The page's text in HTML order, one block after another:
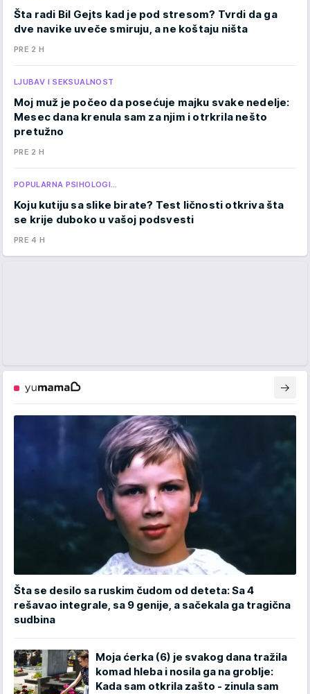
Šta radi Bil Gejts kad je pod stresom? Tvrdi da ga
dve navike uveče smiruju, a ne koštaju ništa
PRE 2 H
LJUBAV I SEKSUALNOST
Moj muž je počeo da posećuje majku svake nedelje:
Mesec dana krenula sam za njim i otrkrila nešto
pretužno
PRE 2 H
POPULARNA PSIHOLOGI…
Koju kutiju sa slike birate? Test ličnosti otkriva šta
se krije duboko u vašoj podsvesti
PRE 4 H
Šta se desilo sa ruskim čudom od deteta: Sa 4
rešavao integrale, sa 9 genije, a sačekala ga tragična
sudbina
Moja ćerka (6) je svakog dana tražila
komad hleba i nosila ga na groblje:
Kada sam otkrila zašto - zinula sam